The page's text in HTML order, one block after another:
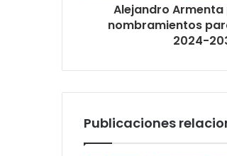
Alejandro
nombramientos
2024-
Publicaciones